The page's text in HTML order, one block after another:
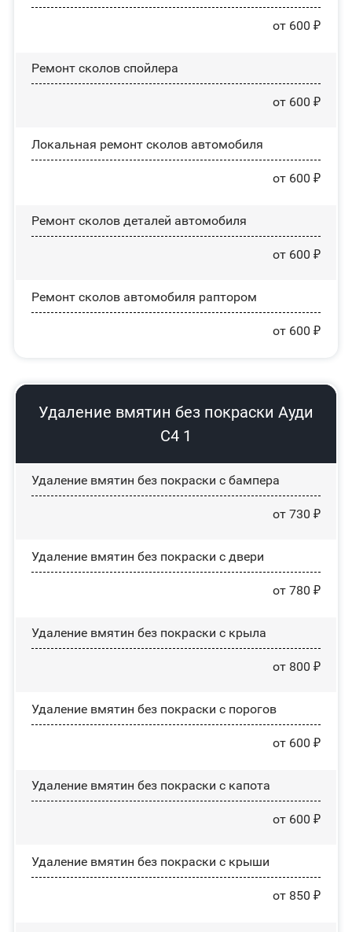
от 600 ₽
Ремонт сколов спойлера
от 600 ₽
Локальная ремонт сколов автомобиля
от 600 ₽
Ремонт сколов деталей автомобиля
от 600 ₽
Ремонт сколов автомобиля раптором
от 600 ₽
Удаление вмятин без покраски Ауди
С4 1
Удаление вмятин без покраски с бампера
от 730 ₽
Удаление вмятин без покраски с двери
от 780 ₽
Удаление вмятин без покраски с крыла
от 800 ₽
Удаление вмятин без покраски с порогов
от 600 ₽
Удаление вмятин без покраски с капота
от 600 ₽
Удаление вмятин без покраски с крыши
от 850 ₽